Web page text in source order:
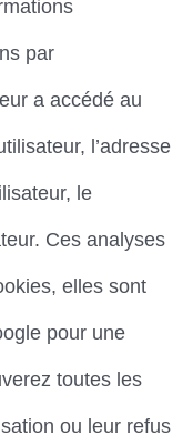
par
a accédé au
l’adresse
le
Ces analyses
elles sont
pour une
toutes les
ou leur refus